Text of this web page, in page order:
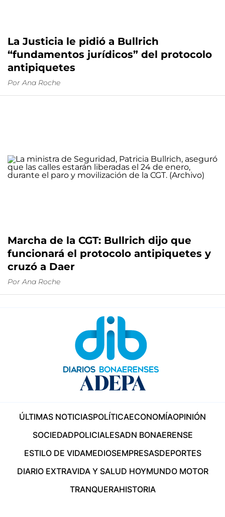
La Justicia le pidió a Bullrich
“fundamentos jurídicos” del protocolo
antipiquetes
Por Ana Roche
Marcha de la CGT: Bullrich dijo que
funcionará el protocolo antipiquetes y
cruzó a Daer
Por Ana Roche
ÚLTIMAS NOTICIASPOLÍTICAECONOMÍAOPINIÓN
SOCIEDADPOLICIALESADN BONAERENSE
ESTILO DE VIDAMEDIOSEMPRESASDEPORTES
DIARIO EXTRAVIDA Y SALUD HOYMUNDO MOTOR
TRANQUERAHISTORIA